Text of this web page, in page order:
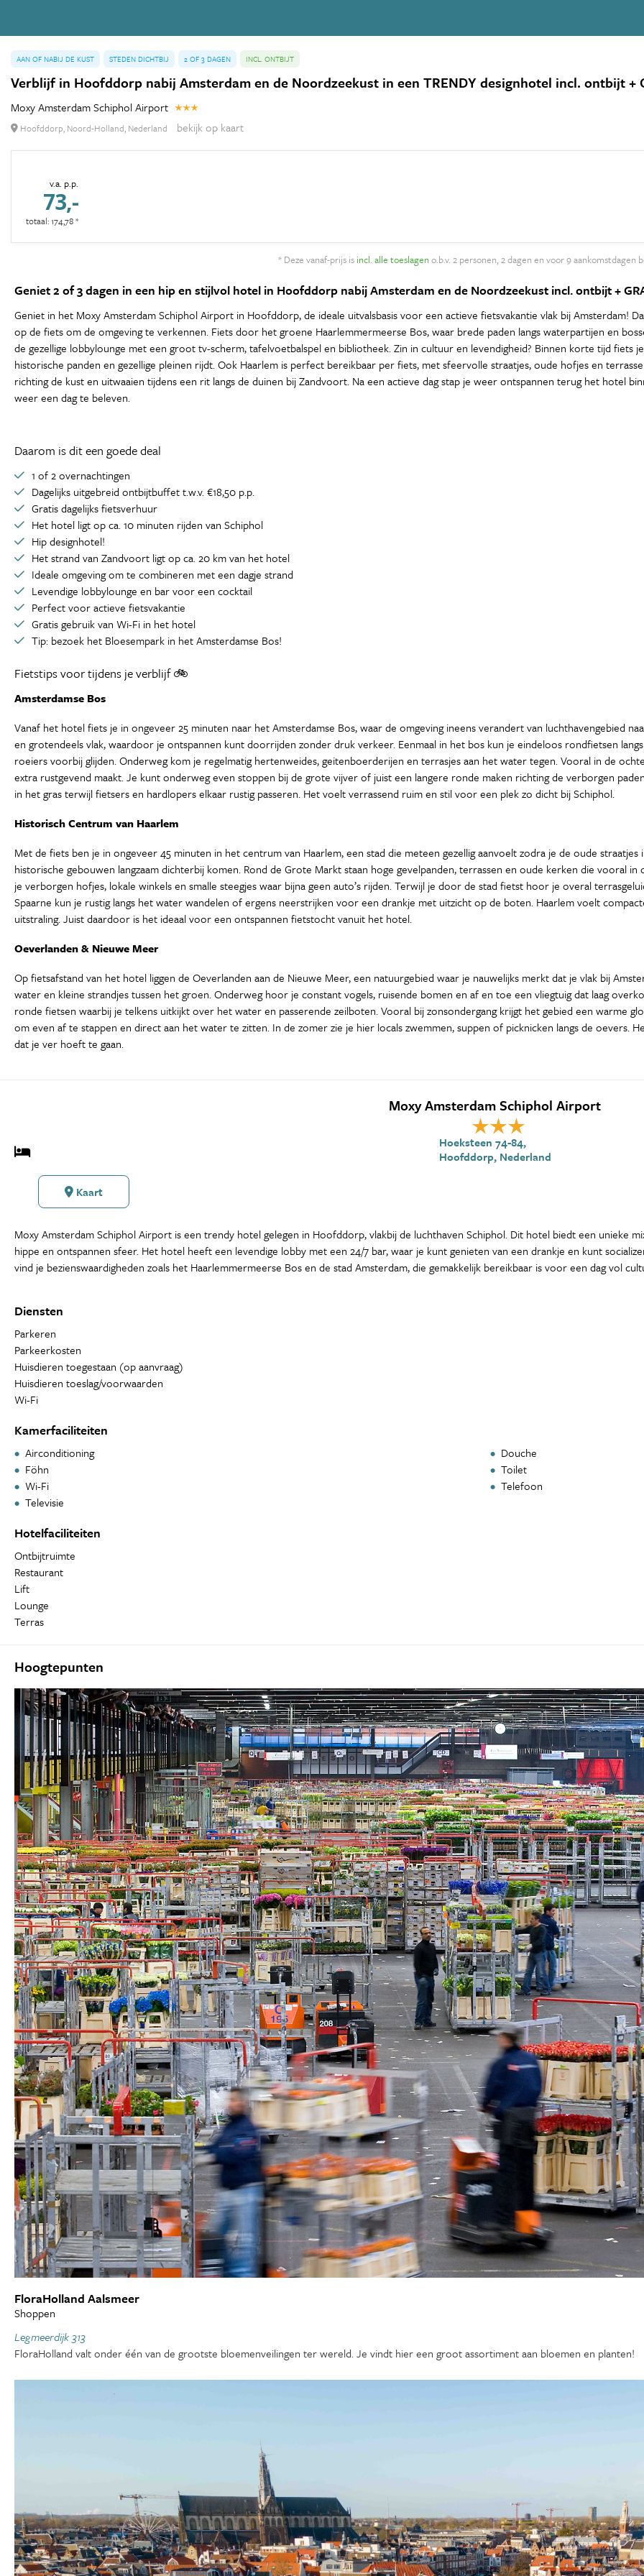
AAN OF NABIJ DE KUST STEDEN DICHTBIJ 2 OF 3 DAGEN INCL. ONTBIJT
Verblijf in Hoofddorp nabij Amsterdam en de Noordzeekust in een TRENDY designhotel incl. ontbijt +
Moxy Amsterdam Schiphol Airport
Hoofddorp, Noord-Holland, Nederland bekijk op kaart
v.a. p.p.
73,-
totaal: 174,78 *
* Deze vanaf-prijs is incl. alle toeslagen o.b.v. 2 personen, 2 dagen en voor 9 aankomstdagen
Geniet 2 of 3 dagen in een hip en stijlvol hotel in Hoofddorp nabij Amsterdam en de Noordzeekust incl. ontbijt +
Geniet in het Moxy Amsterdam Schiphol Airport in Hoofddorp, de ideale uitvalsbasis voor een actieve fietsvakantie vlak bij Amsterdam!
op de fiets om de omgeving te verkennen. Fiets door het groene Haarlemmermeerse Bos, waar brede paden langs waterpartijen en
de gezellige lobbylounge met een groot tv-scherm, tafelvoetbalspel en bibliotheek. Zin in cultuur en levendigheid? Binnen korte tijd fiets
historische panden en gezellige pleinen rijdt. Ook Haarlem is perfect bereikbaar per fiets, met sfeervolle straatjes, oude hofjes en
richting de kust en uitwaaien tijdens een rit langs de duinen bij Zandvoort. Na een actieve dag stap je weer ontspannen terug het hotel
weer een dag te beleven.
Daarom is dit een goede deal
1 of 2 overnachtingen
Dagelijks uitgebreid ontbijtbuffet t.w.v. €18,50 p.p.
Gratis dagelijks fietsverhuur
Het hotel ligt op ca. 10 minuten rijden van Schiphol
Hip designhotel!
Het strand van Zandvoort ligt op ca. 20 km van het hotel
Ideale omgeving om te combineren met een dagje strand
Levendige lobbylounge en bar voor een cocktail
Perfect voor actieve fietsvakantie
Gratis gebruik van Wi-Fi in het hotel
Tip: bezoek het Bloesempark in het Amsterdamse Bos!
Fietstips voor tijdens je verblijf 🚲
Amsterdamse Bos
Vanaf het hotel fiets je in ongeveer 25 minuten naar het Amsterdamse Bos, waar de omgeving ineens verandert van luchthavengebied
en grotendeels vlak, waardoor je ontspannen kunt doorrijden zonder druk verkeer. Eenmaal in het bos kun je eindeloos rondfietsen
roeiers voorbij glijden. Onderweg kom je regelmatig hertenweides, geitenboerderijen en terrasjes aan het water tegen. Vooral in de
extra rustgevend maakt. Je kunt onderweg even stoppen bij de grote vijver of juist een langere ronde maken richting de verborgen
in het gras terwijl fietsers en hardlopers elkaar rustig passeren. Het voelt verrassend ruim en stil voor een plek zo dicht bij Schiphol.
Historisch Centrum van Haarlem
Met de fiets ben je in ongeveer 45 minuten in het centrum van Haarlem, een stad die meteen gezellig aanvoelt zodra je de oude
historische gebouwen langzaam dichterbij komen. Rond de Grote Markt staan hoge gevelpanden, terrassen en oude kerken die vooral
je verborgen hofjes, lokale winkels en smalle steegjes waar bijna geen auto’s rijden. Terwijl je door de stad fietst hoor je overal
Spaarne kun je rustig langs het water wandelen of ergens neerstrijken voor een drankje met uitzicht op de boten. Haarlem voelt
uitstraling. Juist daardoor is het ideaal voor een ontspannen fietstocht vanuit het hotel.
Oeverlanden & Nieuwe Meer
Op fietsafstand van het hotel liggen de Oeverlanden aan de Nieuwe Meer, een natuurgebied waar je nauwelijks merkt dat je vlak bij
water en kleine strandjes tussen het groen. Onderweg hoor je constant vogels, ruisende bomen en af en toe een vliegtuig dat laag
ronde fietsen waarbij je telkens uitkijkt over het water en passerende zeilboten. Vooral bij zonsondergang krijgt het gebied een warme
om even af te stappen en direct aan het water te zitten. In de zomer zie je hier locals zwemmen, suppen of picknicken langs de oevers.
dat je ver hoeft te gaan.
Moxy Amsterdam Schiphol Airport
Hoeksteen 74-84,
Hoofddorp, Nederland
Kaart
Moxy Amsterdam Schiphol Airport is een trendy hotel gelegen in Hoofddorp, vlakbij de luchthaven Schiphol. Dit hotel biedt een unieke
hippe en ontspannen sfeer. Het hotel heeft een levendige lobby met een 24/7 bar, waar je kunt genieten van een drankje en kunt
vind je bezienswaardigheden zoals het Haarlemmermeerse Bos en de stad Amsterdam, die gemakkelijk bereikbaar is voor een dag vol
Diensten
Parkeren
Parkeerkosten
Huisdieren toegestaan (op aanvraag)
Huisdieren toeslag/voorwaarden
Wi-Fi
Kamerfaciliteiten
Airconditioning
Douche
Föhn
Toilet
Wi-Fi
Telefoon
Televisie
Hotelfaciliteiten
Ontbijtruimte
Restaurant
Lift
Lounge
Terras
Hoogtepunten
FloraHolland Aalsmeer
Shoppen
Legmeerdijk 313
FloraHolland valt onder één van de grootste bloemenveilingen ter wereld. Je vindt hier een groot assortiment aan bloemen en planten!